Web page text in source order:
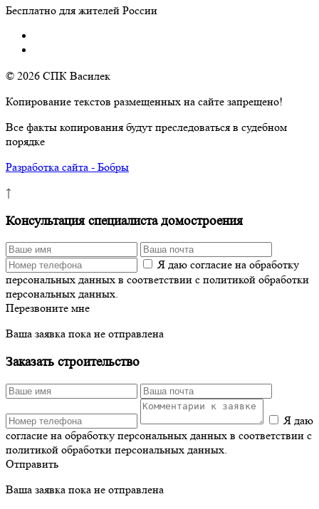
Бесплатно для жителей России
© 2026 СПК Василек
Копирование текстов размещенных на сайте запрещено!
Все факты копирования будут преследоваться в судебном
порядке
Разработка сайта - Бобры
↑
Консультация специалиста домостроения
Я даю согласие на обработку
персональных данных в соответствии с политикой обработки
персональных данных.
Перезвоните мне
Ваша заявка пока не отправлена
Заказать строительство
Я даю
согласие на обработку персональных данных в соответствии с
политикой обработки персональных данных.
Отправить
Ваша заявка пока не отправлена